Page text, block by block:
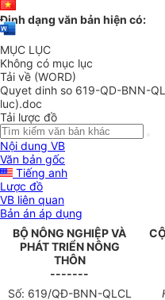
Định dạng văn bản hiện có:
MỤC LỤC
Không có mục lục
Tải về (WORD)
Quyet dinh so 619-QD-BNN-
luc).doc
Tải lược đồ
Nội dung VB
Văn bản gốc
Tiếng anh
Lược đồ
VB liên quan
Bản án áp dụng
BỘ NÔNG NGHIỆP VÀ
PHÁT TRIỂN NÔNG
THÔN
-------
Số: 619/QĐ-BNN-QLCL